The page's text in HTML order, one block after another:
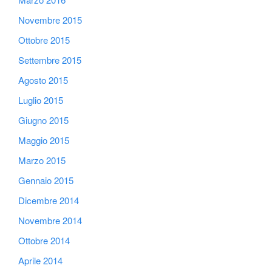
Novembre 2015
Ottobre 2015
Settembre 2015
Agosto 2015
Luglio 2015
Giugno 2015
Maggio 2015
Marzo 2015
Gennaio 2015
Dicembre 2014
Novembre 2014
Ottobre 2014
Aprile 2014